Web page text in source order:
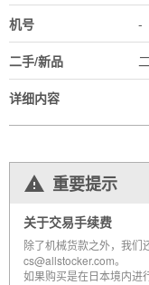
机号 -
二手/新品
详细内容
重要提示
关于交易手续费
除了机械货款之外，我们
cs@allstocker.com。
如果购买是在日本境内进